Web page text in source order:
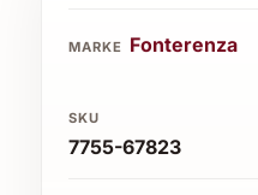
MARKE Fonterenza
SKU
7755-67823